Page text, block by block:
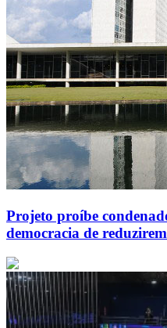
Projeto proíbe
democracia de